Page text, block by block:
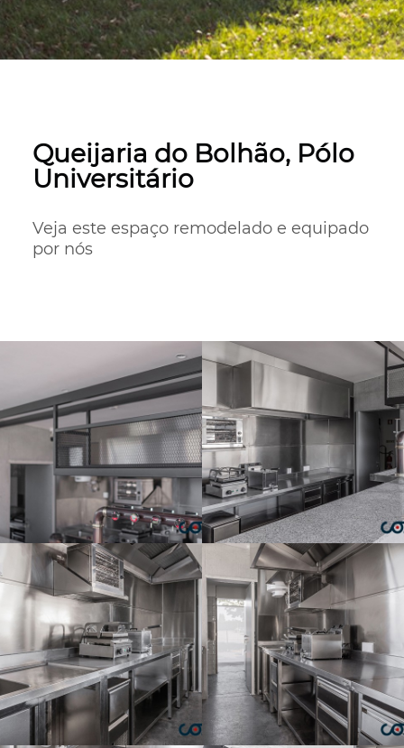
Queijaria do Bolhão, Pólo
Universitário
Veja este espaço remodelado e equipado
por nós